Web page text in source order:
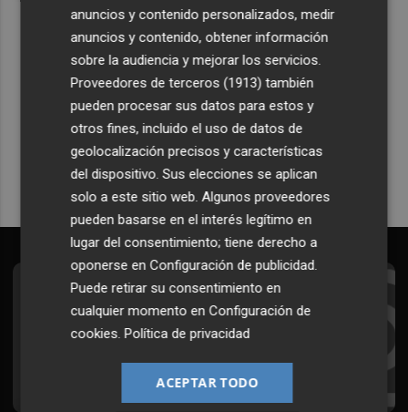
Recibe toda la actualidad de
Plaza Podcast en tu correo
Quiero suscribirme
Suscríbete al Boletín
Todos los días a primera hora en tu email
anuncios y contenido personalizados, medir
anuncios y contenido, obtener información
sobre la audiencia y mejorar los servicios.
Proveedores de terceros (1913) también
pueden procesar sus datos para estos y
otros fines, incluido el uso de datos de
geolocalización precisos y características
del dispositivo. Sus elecciones se aplican
solo a este sitio web. Algunos proveedores
pueden basarse en el interés legítimo en
lugar del consentimiento; tiene derecho a
oponerse enConfiguración de publicidad.
Puede retirar su consentimiento en
cualquier momento enConfiguración de
cookies.Política de privacidad
ACEPTAR TODO